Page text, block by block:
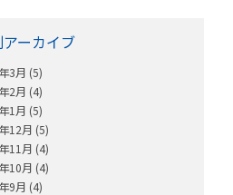
ーカイブ
3月 (5)
2月 (4)
1月 (5)
12月 (5)
11月 (4)
10月 (4)
9月 (4)